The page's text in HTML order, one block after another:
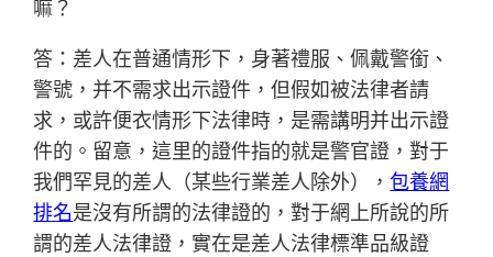
嘛？
答：差人在普通情形下，身著禮服、佩戴警銜、
警號，并不需求出示證件，但假如被法律者請
求，或許便衣情形下法律時，是需講明并出示證
件的。留意，這里的證件指的就是警官證，對于
我們罕見的差人（某些行業差人除外），包養網
排名是沒有所謂的法律證的，對于網上所說的所
謂的差人法律證，實在是差人法律標準品級證